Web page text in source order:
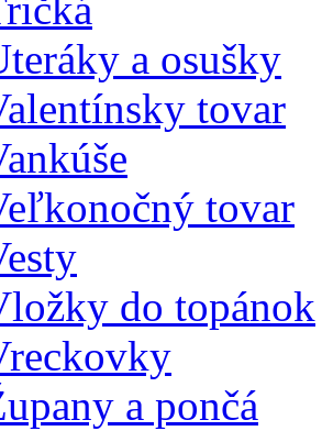
a osušky
tovar
tovar
do topánok
a pončá